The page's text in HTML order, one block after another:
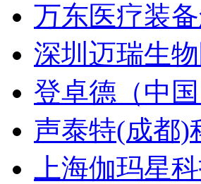
万东医疗装
深圳迈瑞生
登卓德（中
声泰特(成都)
上海伽玛星